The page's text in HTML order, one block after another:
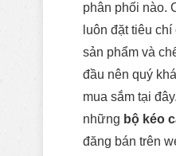
phân phối nào.
luôn đặt tiêu
sản phẩm và
đầu nên quý
mua sắm tại
những bộ kéo
đăng bán trên